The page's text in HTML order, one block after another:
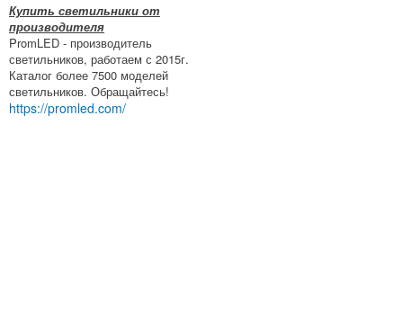
Купить светильники от
производителя
PromLED - производитель
светильников, работаем с 2015г.
Каталог более 7500 моделей
светильников. Обращайтесь!
https://promled.com/